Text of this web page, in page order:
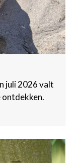
juli 2026 valt
ontdekken.